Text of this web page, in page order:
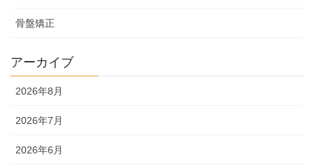
骨盤矯正
アーカイブ
2026年8月
2026年7月
2026年6月